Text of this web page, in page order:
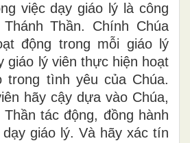
việc dạy giáo lý là công
Thần. Chính Chúa
động trong mỗi giáo lý
giáo lý viên thực hiện hoạt
trong tình yêu của Chúa.
hãy cậy dựa vào Chúa,
tác động, đồng hành
giáo lý. Và hãy xác tín